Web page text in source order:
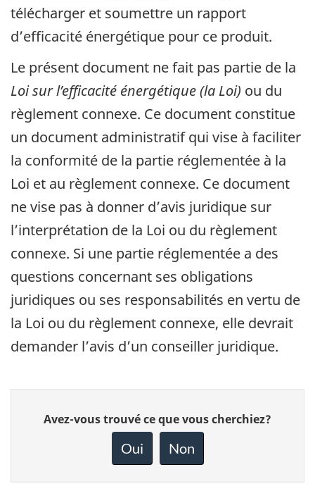
télécharger et soumettre un rapport
d’efficacité énergétique pour ce produit.
Le présent document ne fait pas partie de la
Loi sur l’efficacité énergétique (la Loi) ou du
règlement connexe. Ce document constitue
un document administratif qui vise à faciliter
la conformité de la partie réglementée à la
Loi et au règlement connexe. Ce document
ne vise pas à donner d’avis juridique sur
l’interprétation de la Loi ou du règlement
connexe. Si une partie réglementée a des
questions concernant ses obligations
juridiques ou ses responsabilités en vertu de
la Loi ou du règlement connexe, elle devrait
demander l’avis d’un conseiller juridique.
Donnez
votre
page
Avez-vous trouvé ce que vous cherchiez?
Oui Non